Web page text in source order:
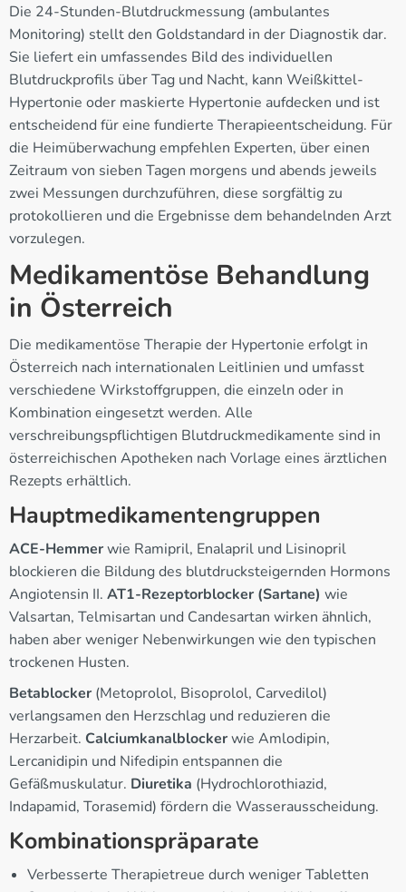
Die 24-Stunden-Blutdruckmessung (ambulantes
Monitoring) stellt den Goldstandard in der Diagnostik dar.
Sie liefert ein umfassendes Bild des individuellen
Blutdruckprofils über Tag und Nacht, kann Weißkittel-
Hypertonie oder maskierte Hypertonie aufdecken und ist
entscheidend für eine fundierte Therapieentscheidung. Für
die Heimüberwachung empfehlen Experten, über einen
Zeitraum von sieben Tagen morgens und abends jeweils
zwei Messungen durchzuführen, diese sorgfältig zu
protokollieren und die Ergebnisse dem behandelnden Arzt
vorzulegen.
Medikamentöse Behandlung
in Österreich
Die medikamentöse Therapie der Hypertonie erfolgt in
Österreich nach internationalen Leitlinien und umfasst
verschiedene Wirkstoffgruppen, die einzeln oder in
Kombination eingesetzt werden. Alle
verschreibungspflichtigen Blutdruckmedikamente sind in
österreichischen Apotheken nach Vorlage eines ärztlichen
Rezepts erhältlich.
Hauptmedikamentengruppen
ACE-Hemmerwie Ramipril, Enalapril und Lisinopril
blockieren die Bildung des blutdrucksteigernden Hormons
Angiotensin II. AT1-Rezeptorblocker (Sartane) wie
Valsartan, Telmisartan und Candesartan wirken ähnlich,
haben aber weniger Nebenwirkungen wie den typischen
trockenen Husten.
Betablocker (Metoprolol, Bisoprolol, Carvedilol)
verlangsamen den Herzschlag und reduzieren die
Herzarbeit. Calciumkanalblockerwie Amlodipin,
Lercanidipin und Nifedipin entspannen die
Gefäßmuskulatur. Diuretika (Hydrochlorothiazid,
Indapamid, Torasemid) fördern die Wasserausscheidung.
Kombinationspräparate
Verbesserte Therapietreue durch weniger Tabletten